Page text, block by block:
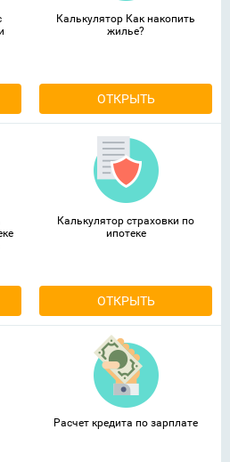
Калькулятор Как накопить
жилье?
ОТКРЫТЬ
Калькулятор страховки по
ипотеке
ОТКРЫТЬ
Расчет кредита по зарплате